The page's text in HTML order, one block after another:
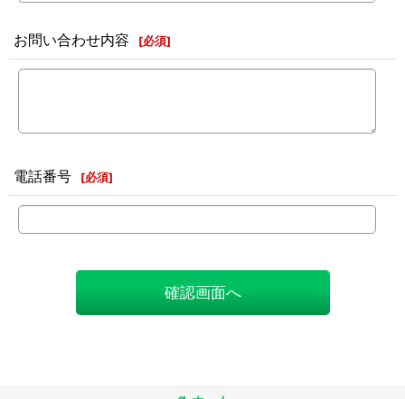
お問い合わせ内容 [必須]
電話番号 [必須]
確認画面へ